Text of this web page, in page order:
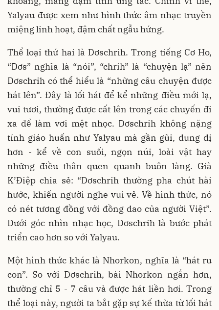
Yalyau được xem như hình thức âm nhạc truyền
miệng linh hoạt, đậm chất ngẫu hứng.
Thể loại thứ hai là Dơschrih. Trong tiếng Cơ Ho,
“Dơs” nghĩa là “nói”, “chrih” là “chuyện lạ” nên
Dơschrih có thể hiểu là “những câu chuyện được
hát lên”. Đây là lối hát để kể những điều mới lạ,
vui tươi, thường được cất lên trong các chuyến đi
xa để làm vơi mệt nhọc. Dơschrih không nặng
tính giáo huấn như Yalyau mà gần gũi, dung dị
hơn - kể về con suối, ngọn núi, loài vật hay
những điều thân quen quanh buôn làng. Già
K’Điệp chia sẻ: “Dơschrih thường pha chút hài
hước, khiến người nghe vui vẻ. Về hình thức, nó
có nét tương đồng với đồng dao của người Việt”.
Dưới góc nhìn nhạc học, Dơschrih là bước phát
triển cao hơn so với Yalyau.
Một hình thức khác là Nhorkon, nghĩa là “hát ru
con”. So với Dơschrih, bài Nhorkon ngắn hơn,
thường chỉ 5 - 7 câu và được hát liền hơi. Trong
thể loại này, người ta bắt gặp sự kế thừa từ lối hát